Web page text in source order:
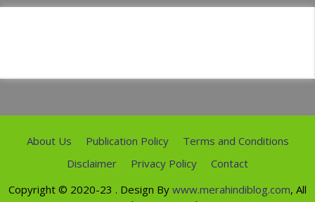
About Us Publication Policy
Terms and Conditions
Disclaimer
Privacy Policy
Contact
Copyright © 2020-23 . Design By www.merahindiblog.com, All